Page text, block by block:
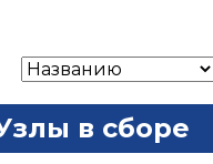
в сборе